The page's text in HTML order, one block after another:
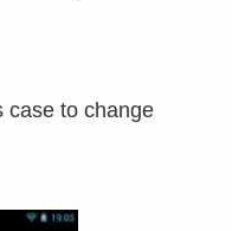
case to change